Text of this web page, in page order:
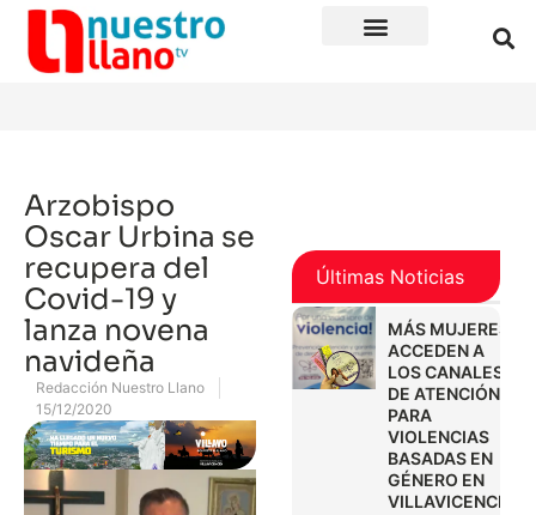
Arzobispo
Oscar Urbina se
recupera del
Covid-19 y
lanza novena
navideña
Redacción Nuestro Llano
15/12/2020
Últimas Noticias
MÁS MUJERES
ACCEDEN A
LOS CANALES
DE ATENCIÓN
PARA
VIOLENCIAS
BASADAS EN
GÉNERO EN
VILLAVICENCIO